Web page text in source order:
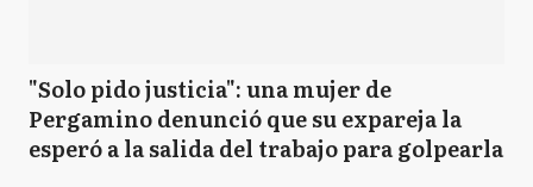
"Solo pido justicia": una mujer de
Pergamino denunció que su expareja la
esperó a la salida del trabajo para golpearla